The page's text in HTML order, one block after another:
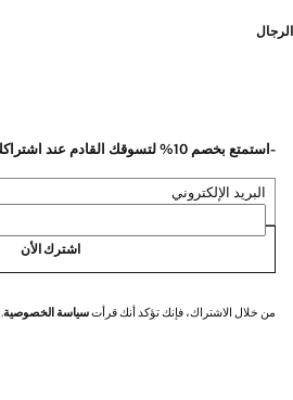
الرجال
-استمتع بخصم 10% لتسوقك القادم عند اشتراكك في نشرتنا الاخبارية
البريد الإلكتروني
اشترك الأن
من خلال الاشتراك، فإنك تؤكد أنك قرأتسياسة الخصوصية.